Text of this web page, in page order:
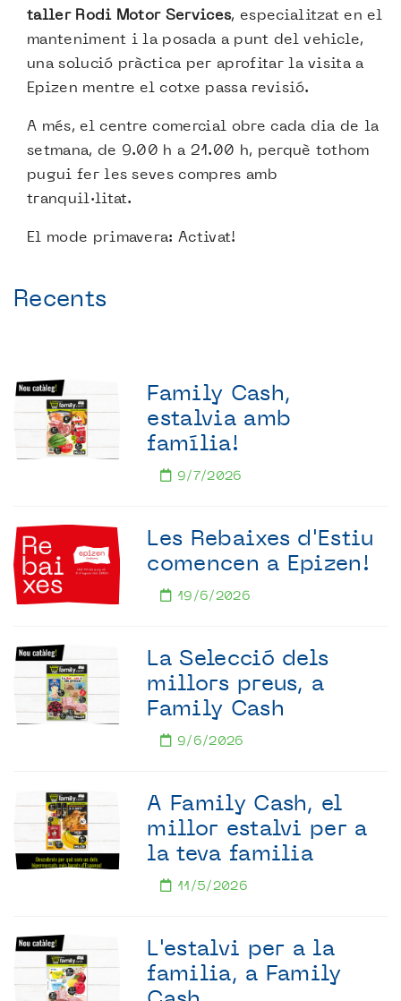
taller Rodi Motor Services, especialitzat en el
manteniment i la posada a punt del vehicle,
una solució pràctica per aprofitar la visita a
Epizen mentre el cotxe passa revisió.
A més, el centre comercial obre cada dia de la
setmana, de 9.00 h a 21.00 h, perquè tothom
pugui fer les seves compres amb
tranquil·litat.
El mode primavera: Activat!
Recents
Family Cash,
estalvia amb
família!
9/7/2026
Les Rebaixes d'Estiu
comencen a Epizen!
19/6/2026
La Selecció dels
millors preus, a
Family Cash
9/6/2026
A Family Cash, el
millor estalvi per a
la teva familia
11/5/2026
L'estalvi per a la
familia, a Family